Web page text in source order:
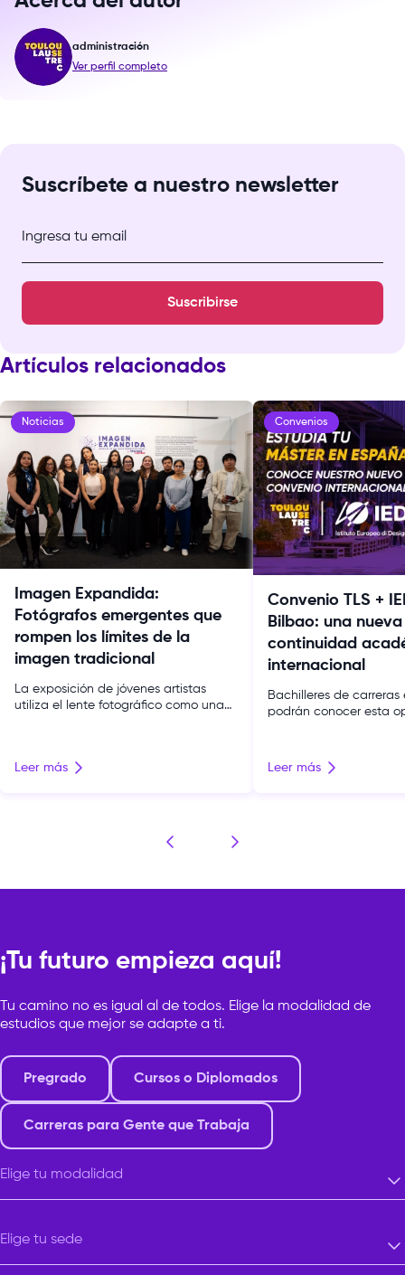
administración
Ver perfil completo
Suscríbete a nuestro newsletter
Ingresa tu email
Suscribirse
Artículos relacionados
Noticias
Imagen Expandida:
Fotógrafos emergentes que
rompen los límites de la
imagen tradicional
La exposición de jóvenes artistas
utiliza el lente fotográfico como una
un momento de expansión. Ya no se
memoria, la identidad y el territorio.
Leer más
Convenios
Convenio TLS +
Bilbao: una
continuidad
internacional
Bachilleres de carreras
podrán conocer esta
descuento exclusivo.
suma una nueva
Leer más
¡Tu futuro empieza aquí!
Tu camino no es igual al de todos. Elige la modalidad de
estudios que mejor se adapte a ti.
Pregrado Cursos o Diplomados
Carreras para Gente que Trabaja
Elige tu modalidad
Elige tu sede